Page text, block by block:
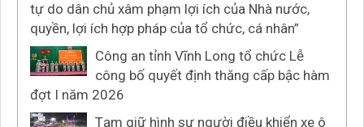
tự do dân chủ xâm phạm lợi ích của Nhà nước,
quyền, lợi ích hợp pháp của tổ chức, cá nhân”
Công an tỉnh Vĩnh Long tổ chức Lễ
công bố quyết định thăng cấp bậc hàm
đợt I năm 2026
Tạm giữ hình sự người điều khiển xe ô